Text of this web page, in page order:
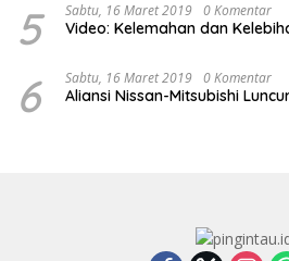
5 Sabtu, 16 Maret 2019 0 Komentar
Video: Kelemahan dan
6 Sabtu, 16 Maret 2019 0 Komentar
Aliansi Nissan-Mitsubishi